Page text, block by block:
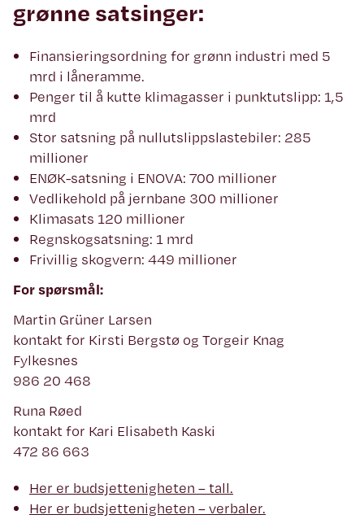
grønne satsinger:
Finansieringsordning for grønn industri med 5
mrd i låneramme.
Penger til å kutte klimagasser i punktutslipp: 1,5
mrd
Stor satsning på nullutslippslastebiler: 285
millioner
ENØK-satsning i ENOVA: 700 millioner
Vedlikehold på jernbane 300 millioner
Klimasats 120 millioner
Regnskogsatsning: 1 mrd
Frivillig skogvern: 449 millioner
For spørsmål:
Martin Grüner Larsen
kontakt for Kirsti Bergstø og Torgeir Knag
Fylkesnes
986 20 468
Runa Røed
kontakt for Kari Elisabeth Kaski
472 86 663
Her er budsjettenigheten – tall.
Her er budsjettenigheten – verbaler.